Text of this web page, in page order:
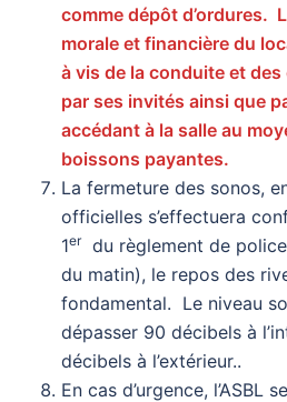
comme dépôt d’ordures.
morale et financière du
à vis de la conduite et
par ses invités ainsi que
accédant à la salle au
boissons payantes.
La fermeture des sonos,
officielles s’effectuera
1erdu règlement de
du matin), le repos des
fondamental. Le niveau
dépasser 90 décibels à
décibels à l’extérieur..
En cas d’urgence, l’ASBL